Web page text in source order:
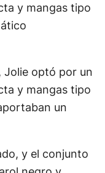
y mangas tipo
Jolie optó por un
y mangas tipo
un
y el conjunto